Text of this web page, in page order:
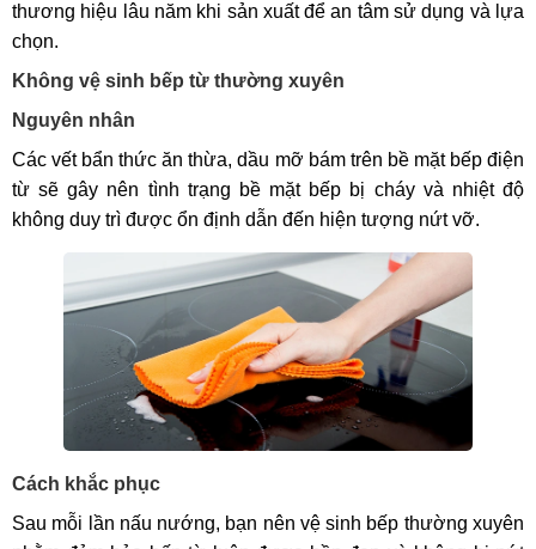
thương hiệu lâu năm khi sản xuất để an tâm sử dụng và lựa
chọn.
Không vệ sinh bếp từ thường xuyên
Nguyên nhân
Các vết bẩn thức ăn thừa, dầu mỡ bám trên bề mặt bếp điện
từ sẽ gây nên tình trạng bề mặt bếp bị cháy và nhiệt độ
không duy trì được ổn định dẫn đến hiện tượng nứt vỡ.
Cách khắc phục
Sau mỗi lần nấu nướng, bạn nên vệ sinh bếp thường xuyên